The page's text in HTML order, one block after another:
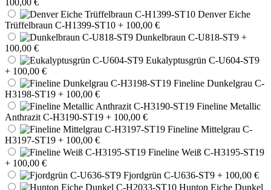
Denver Eiche
Trüffelbraun C-H1399-ST10 + 100,00 €
Dunkelbraun C-U818-ST9 +
100,00 €
Eukalyptusgrün C-U604-ST9
+ 100,00 €
Fineline Dunkelgrau C-
H3198-ST19 + 100,00 €
Fineline Metallic
Anthrazit C-H3190-ST19 + 100,00 €
Fineline Mittelgrau C-
H3197-ST19 + 100,00 €
Fineline Weiß C-H3195-ST19
+ 100,00 €
Fjordgrün C-U636-ST9 + 100,00 €
Hunton Eiche Dunkel